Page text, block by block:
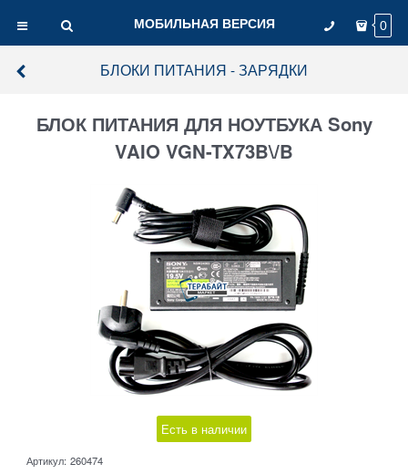
МОБИЛЬНАЯ ВЕРСИЯ 0
БЛОКИ ПИТАНИЯ - ЗАРЯДКИ
БЛОК ПИТАНИЯ ДЛЯ НОУТБУКА Sony
VAIO VGN-TX73B\/B
Есть в наличии
Артикул: 260474